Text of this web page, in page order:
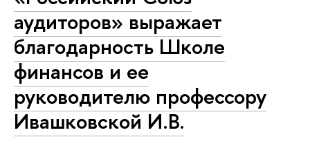
аудиторов» выражает
благодарность Школе
финансов и ее
руководителю профессору
Ивашковской И.В.